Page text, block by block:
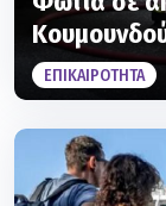
ΕΠΙΚΑΙΡΟΤΗΤΑ